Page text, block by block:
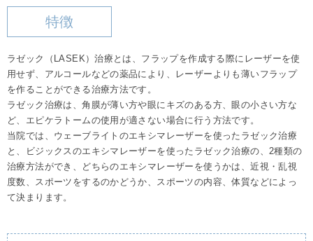
特徴
ラゼック（LASEK）治療とは、フラップを作成する際にレーザーを使
用せず、アルコールなどの薬品により、レーザーよりも薄いフラップ
を作ることができる治療方法です。
ラゼック治療は、角膜が薄い方や眼にキズのある方、眼の小さい方な
ど、エピケラトームの使用が適さない場合に行う方法です。
当院では、ウェーブライトのエキシマレーザーを使ったラゼック治療
と、ビジックスのエキシマレーザーを使ったラゼック治療の、2種類の
治療方法ができ、どちらのエキシマレーザーを使うかは、近視・乱視
度数、スポーツをするのかどうか、スポーツの内容、体質などによっ
て決まります。